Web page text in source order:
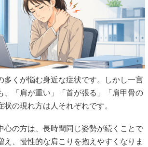
多くが悩む身近な症状です。しかし一言
、「肩が重い」「首が張る」「肩甲骨の
状の現れ方は人それぞれです。
心の方は、長時間同じ姿勢が続くことで
え、慢性的な肩こりを抱えやすくなりま